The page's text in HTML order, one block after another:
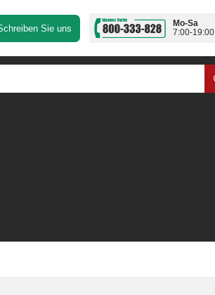
Sie uns
Mo-Sa
7:00-19:00